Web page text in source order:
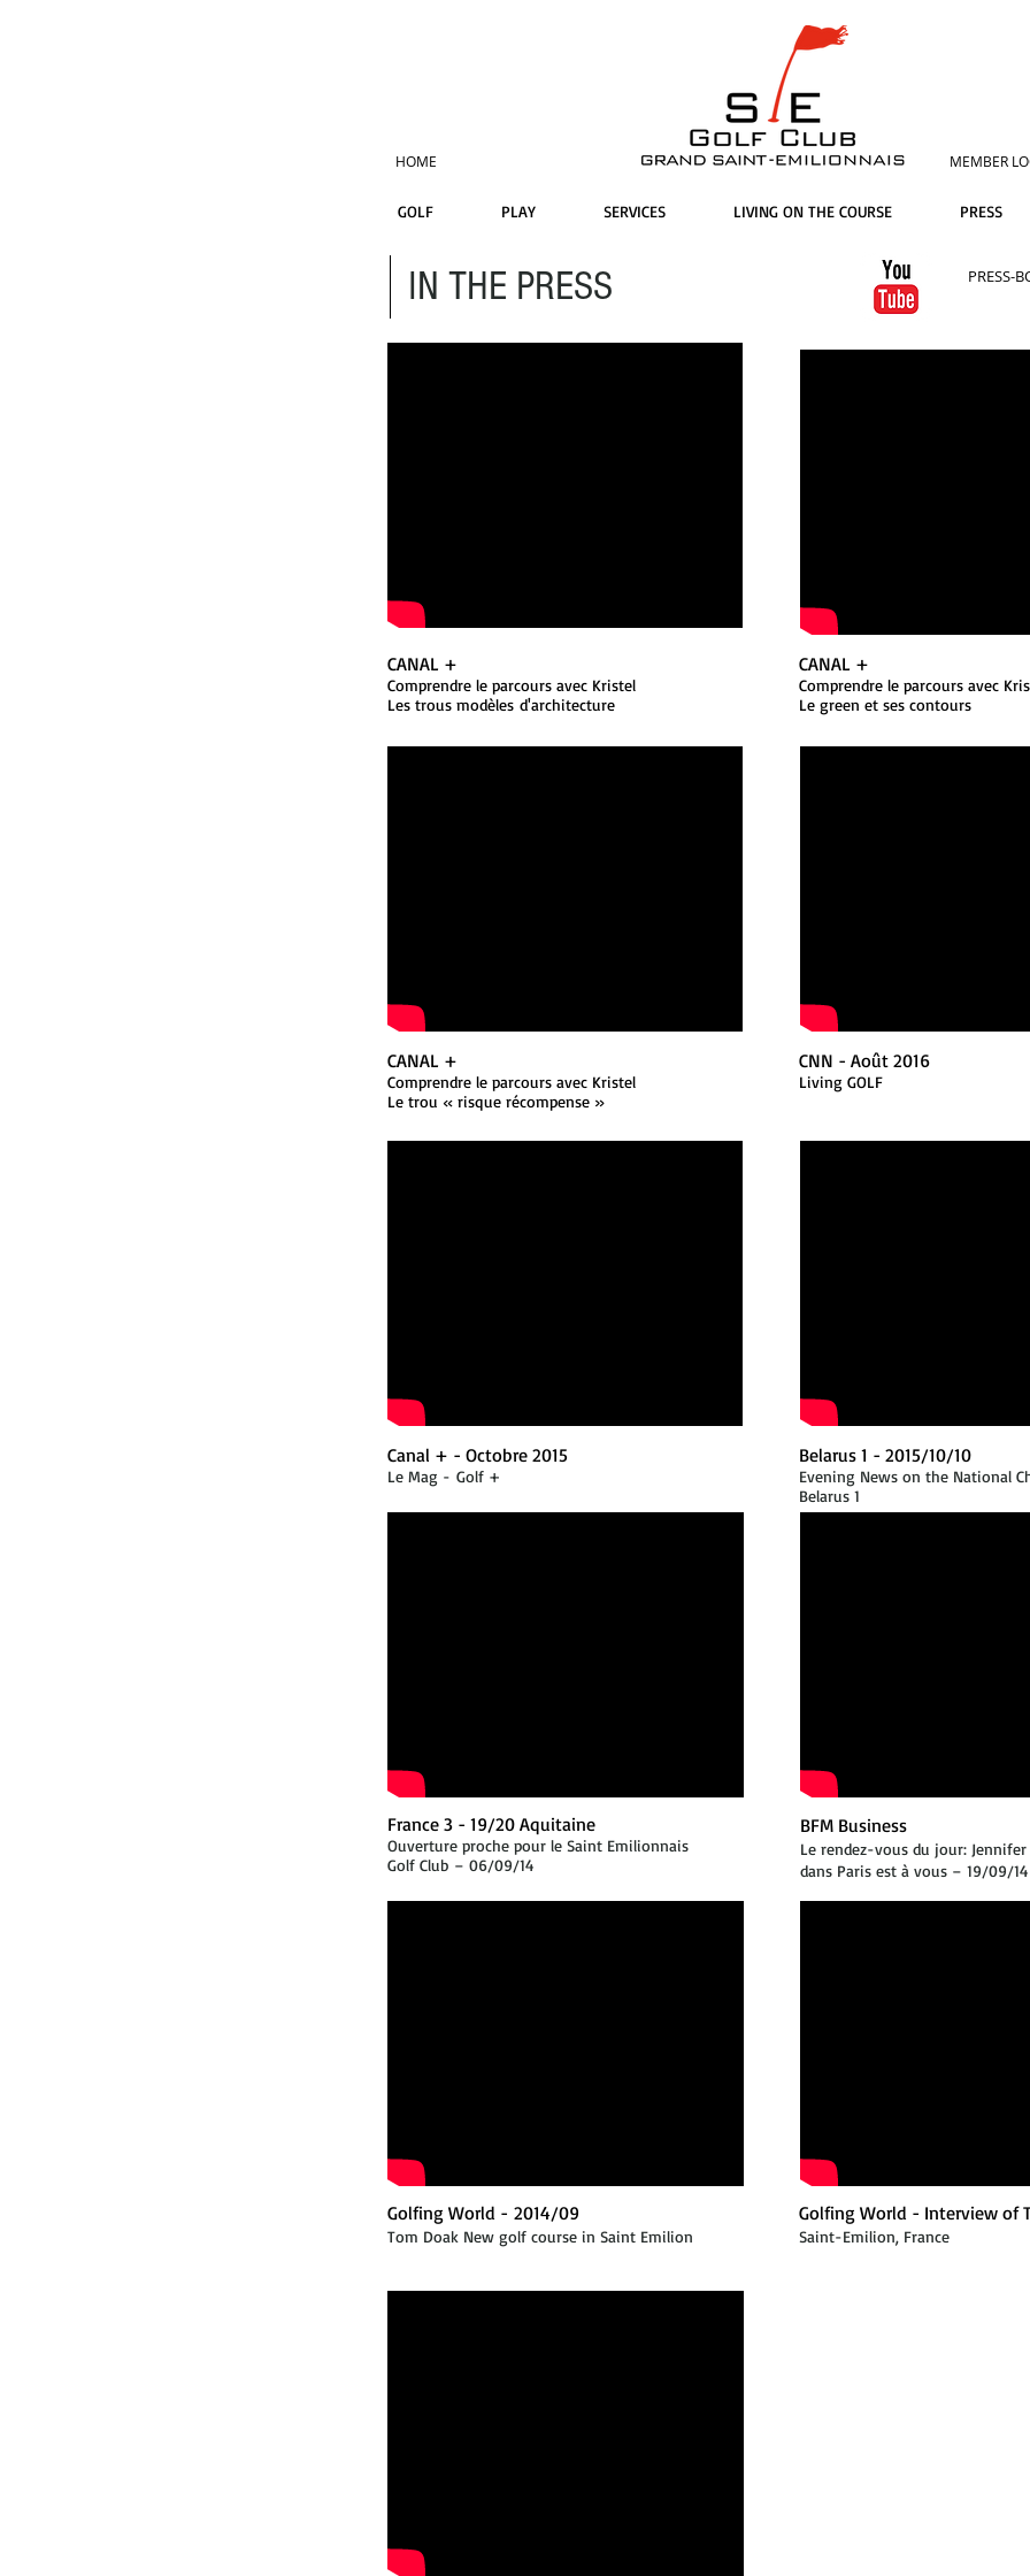
HOME MEMBER
GOLF PLAY SERVICES LIVING ON THE COURSE PRESS
IN THE PRESS PRESS-
CANAL +
Comprendre le parcours avec Kristel
Les trous modèles d'architecture
CANAL +
Comprendre le parcours avec Kristel
Le trou « risque récompense »
CANAL +
Comprendre le parcours avec
Le green et ses contours
CNN - Août 2016
Living GOLF
Canal + - Octobre 2015
Le Mag - Golf +
France 3 - 19/20 Aquitaine
Ouverture proche pour le Saint Emilionnais
Golf Club – 06/09/14
Golfing World - 2014/09
Tom Doak New golf course in Saint Emilion
Belarus 1 - 2015/10/10
Evening News on the National
Belarus 1
BFM Business
Le rendez-vous du jour: Jennifer
dans Paris est à vous – 19/09/14
Golfing World - Interview of
Saint-Emilion, France